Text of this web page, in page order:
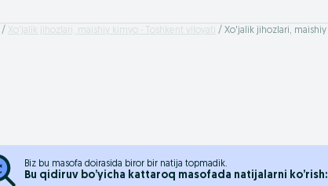
Xo'jalik jihozlari, maishiy kimyo - Toshkent viloyati
Xo'jalik jihozlari, maishiy
Biz bu masofa doirasida biror bir natija topmadik.
Bu qidiruv bo’yicha kattaroq masofada natijalarni ko’rish: